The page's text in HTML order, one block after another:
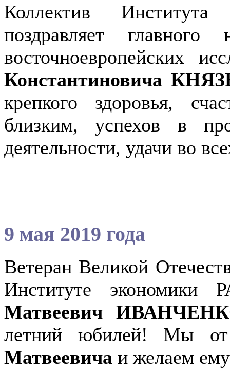
Коллектив
поздравляет главного
восточноевропейских
Константиновича
крепкого здоровья,
близким, успехов в
деятельности, удачи во
9 мая 2019 года
Ветеран Великой
Институте
Матвеевич
летний юбилей! Мы
Матвеевича и желаем ему